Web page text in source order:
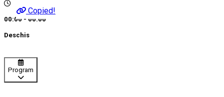
Copied!
00:00 - 00:00
Deschis
Program